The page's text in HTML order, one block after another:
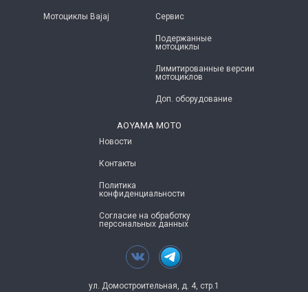
Мотоциклы Bajaj Сервис
Подержанные
мотоциклы
Лимитированные версии
мотоциклов
Доп. оборудование
AOYAMA MOTO
Новости
Контакты
Политика
конфиденциальности
Согласие на обработку
персональных данных
ул. Домостроительная, д. 4, стр.1